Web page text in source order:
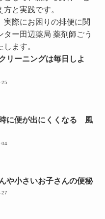
と実践です。
実際にお困りの排便に関
ー田辺薬局 薬剤師ごう
ます。
リーニングは毎日しよ
25
に便が出にくくなる 風
04
や小さいお子さんの便秘
27